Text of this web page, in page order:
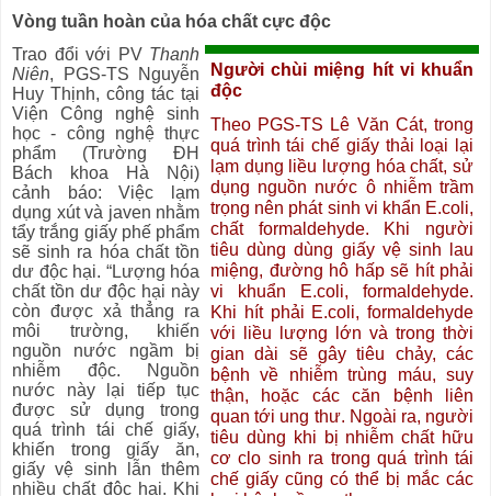
Vòng tuần hoàn của hóa chất cực độc
Người chùi miệng hít vi khuẩn
độc
Theo PGS-TS Lê Văn Cát, trong
quá trình tái chế giấy thải loại lại
lạm dụng liều lượng hóa chất, sử
dụng nguồn nước ô nhiễm trầm
trọng nên phát sinh vi khẩn E.coli,
chất formaldehyde. Khi người
tiêu dùng dùng giấy vệ sinh lau
miệng, đường hô hấp sẽ hít phải
vi khuẩn E.coli, formaldehyde.
Khi hít phải E.coli, formaldehyde
với liều lượng lớn và trong thời
gian dài sẽ gây tiêu chảy, các
bệnh về nhiễm trùng máu, suy
thận, hoặc các căn bệnh liên
quan tới ung thư. Ngoài ra, người
tiêu dùng khi bị nhiễm chất hữu
cơ clo sinh ra trong quá trình tái
chế giấy cũng có thể bị mắc các
Trao đổi với PV Thanh
Niên, PGS-TS Nguyễn
Huy Thịnh, công tác tại
Viện Công nghệ sinh
học - công nghệ thực
phẩm (Trường ĐH
Bách khoa Hà Nội)
cảnh báo: Việc lạm
dụng xút và javen nhằm
tẩy trắng giấy phế phẩm
sẽ sinh ra hóa chất tồn
dư độc hại. “Lượng hóa
chất tồn dư độc hại này
còn được xả thẳng ra
môi trường, khiến
nguồn nước ngầm bị
nhiễm độc. Nguồn
nước này lại tiếp tục
được sử dụng trong
quá trình tái chế giấy,
khiến trong giấy ăn,
giấy vệ sinh lẫn thêm
nhiều chất độc hại. Khi